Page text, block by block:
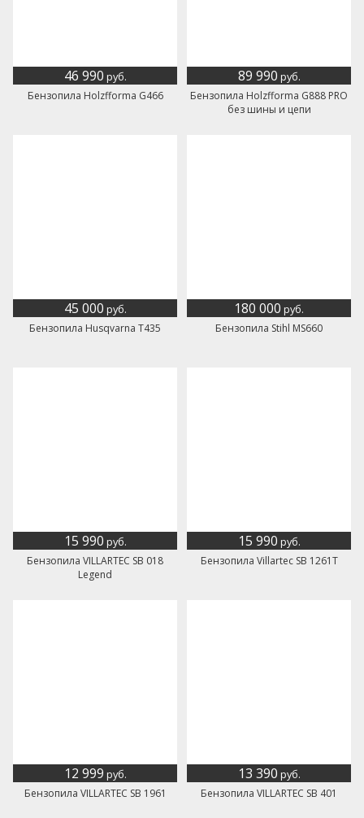
46 990 руб.
Бензопила Holzfforma G466
89 990 руб.
Бензопила Holzfforma G888 PRO
без шины и цепи
45 000 руб.
Бензопила Husqvarna Т435
180 000 руб.
Бензопила Stihl MS660
15 990 руб.
Бензопила VILLARTEC SB 018
Legend
15 990 руб.
Бензопила Villartec SB 1261T
12 999 руб.
Бензопила VILLARTEC SB 1961
13 390 руб.
Бензопила VILLARTEC SB 401